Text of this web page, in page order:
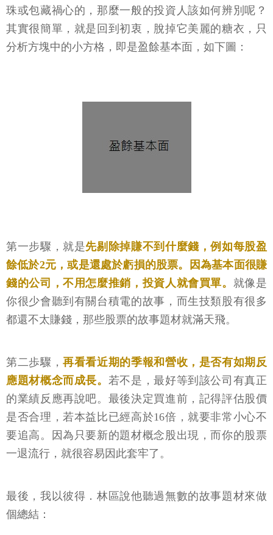
珠或包藏禍心的，那麼一般的投資人該如何辨別呢？
其實很簡單，就是回到初衷，脫掉它美麗的糖衣，只
分析方塊中的小方格，即是盈餘基本面，如下圖：
第一步驟，就是先剔除掉賺不到什麼錢，例如每股盈
餘低於2元，或是還處於虧損的股票。因為基本面很賺
錢的公司，不用怎麼推銷，投資人就會買單。 就像是
你很少會聽到有關台積電的故事，而生技類股有很多
都還不太賺錢，那些股票的故事題材就滿天飛。
第二歩驟，再看看近期的季報和營收，是否有如期反
應題材概念而成長。 若不是，最好等到該公司有真正
的業績反應再說吧。最後決定買進前，記得評估股價
是否合理，若本益比已經高於16倍，就要非常小心不
要追高。因為只要新的題材概念股出現，而你的股票
一退流行，就很容易因此套牢了。
最後，我以彼得．林區說他聽過無數的故事題材來做
個總結：